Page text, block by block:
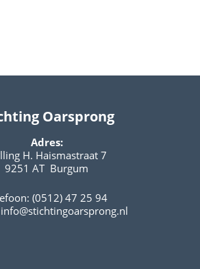
Oarsprong
Adres:
H. Haismastraat 7
9251 AT Burgum
(0512) 47 25 94
info@stichtingoarsprong.nl